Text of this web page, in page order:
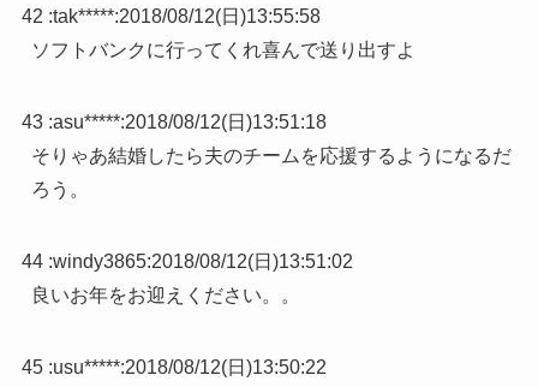
42 :tak*****:2018/08/12(日)13:55:58
ソフトバンクに行ってくれ喜んで送り出すよ
43 :asu*****:2018/08/12(日)13:51:18
そりゃあ結婚したら夫のチームを応援するようになるだ
ろう。
44 :windy3865:2018/08/12(日)13:51:02
良いお年をお迎えください。。
45 :usu*****:2018/08/12(日)13:50:22